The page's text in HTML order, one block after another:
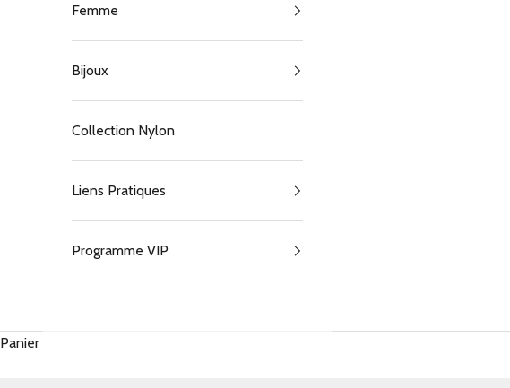
Femme
Bijoux
Collection Nylon
Liens Pratiques
Programme VIP
Panier